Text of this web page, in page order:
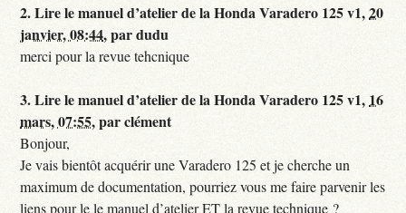
2.Lire le manuel d’atelier de la Honda Varadero 125 v1,20
janvier, 08:44,pardudu
merci pour la revue tehcnique
3.Lire le manuel d’atelier de la Honda Varadero 125 v1, 16
mars, 07:55,parclément
Bonjour,
Je vais bientôt acquérir une Varadero 125 et je cherche un
maximum de documentation, pourriez vous me faire parvenir les
liens pour le le manuel d’atelier ET la revue technique ?